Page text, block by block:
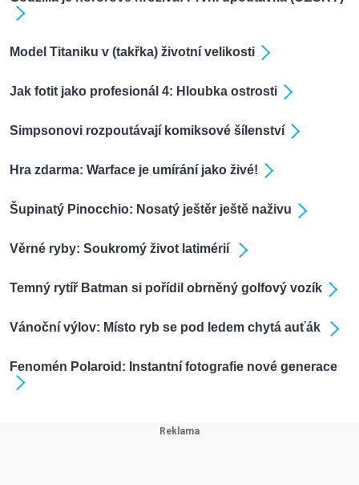
Model Titaniku v (takřka) životní velikosti
Jak fotit jako profesionál 4: Hloubka ostrosti
Simpsonovi rozpoutávají komiksové šílenství
Hra zdarma: Warface je umírání jako živé!
Šupinatý Pinocchio: Nosatý ještěr ještě naživu
Věrné ryby: Soukromý život latimérií
Temný rytíř Batman si pořídil obrněný golfový vozík
Vánoční výlov: Místo ryb se pod ledem chytá auťák
Fenomén Polaroid: Instantní fotografie nové generace